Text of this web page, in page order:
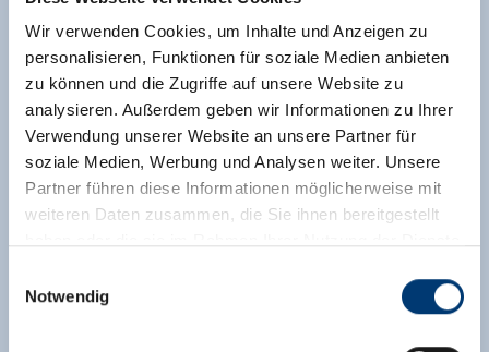
Wir verwenden Cookies, um Inhalte und Anzeigen zu
personalisieren, Funktionen für soziale Medien anbieten
zu können und die Zugriffe auf unsere Website zu
analysieren. Außerdem geben wir Informationen zu Ihrer
Verwendung unserer Website an unsere Partner für
soziale Medien, Werbung und Analysen weiter. Unsere
Partner führen diese Informationen möglicherweise mit
weiteren Daten zusammen, die Sie ihnen bereitgestellt
Notwendig